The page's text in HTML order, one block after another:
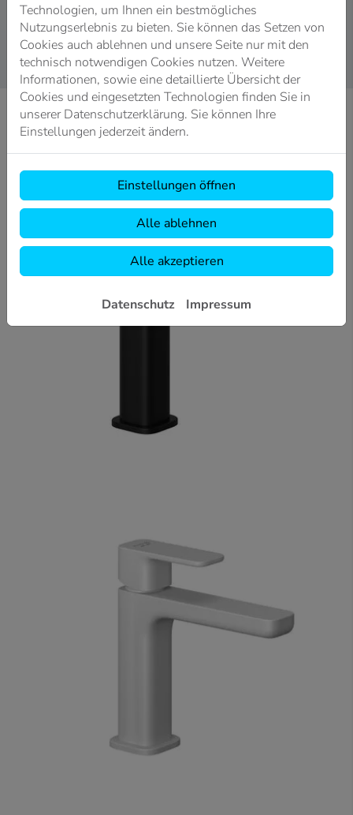
er ideal zu nahezu allen Waschtischformen passt.
Technologien, um Ihnen ein bestmögliches
Nutzungserlebnis zu bieten. Sie können das Setzen von
Cookies auch ablehnen und unsere Seite nur mit den
technisch notwendigen Cookies nutzen. Weitere
Informationen, sowie eine detaillierte Übersicht der
Cookies und eingesetzten Technologien finden Sie in
unserer Datenschutzerklärung. Sie können Ihre
Einstellungen jederzeit ändern.
Einstellungen öffnen
Alle ablehnen
Alle akzeptieren
Datenschutz Impressum